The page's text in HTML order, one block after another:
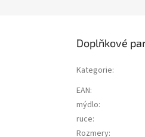
Doplňkové
Kategorie:
EAN:
mýdlo:
ruce:
Rozmery: